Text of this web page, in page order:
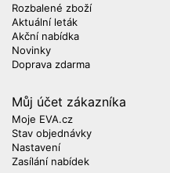
Rozbalené zboží
Aktuální leták
Akční nabídka
Novinky
Doprava zdarma
Můj účet zákazníka
Moje EVA.cz
Stav objednávky
Nastavení
Zasílání nabídek